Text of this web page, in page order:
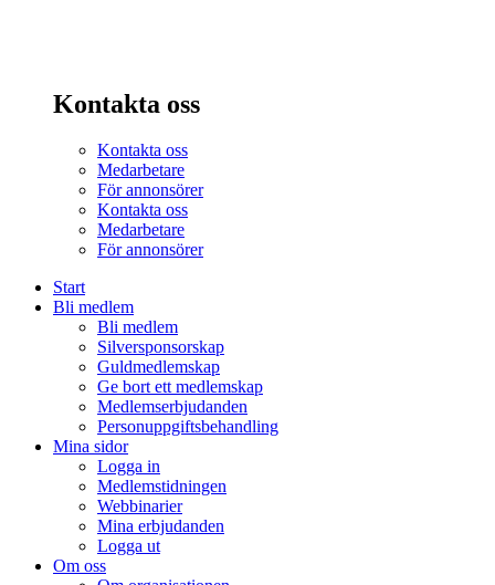
Kontakta oss
Kontakta oss
Medarbetare
För annonsörer
Kontakta oss
Medarbetare
För annonsörer
Start
Bli medlem
Bli medlem
Silversponsorskap
Guldmedlemskap
Ge bort ett medlemskap
Medlemserbjudanden
Personuppgiftsbehandling
Mina sidor
Logga in
Medlemstidningen
Webbinarier
Mina erbjudanden
Logga ut
Om oss